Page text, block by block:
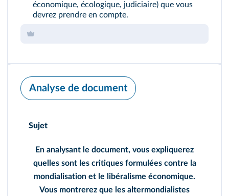
économique, écologique, judiciaire) que vous
devrez prendre en compte.
Analyse de document
Sujet
En analysant le document, vous expliquerez
quelles sont les critiques formulées contre la
mondialisation et le libéralisme économique.
Vous montrerez que les altermondialistes